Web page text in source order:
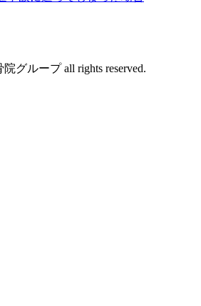
グループ all rights reserved.